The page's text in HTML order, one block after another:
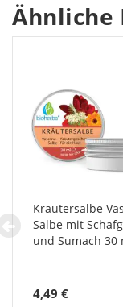
Ähnliche
Kräutersalbe
Salbe mit
und Sumach 30
4,49 €